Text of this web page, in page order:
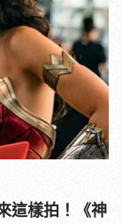
這樣拍！《神